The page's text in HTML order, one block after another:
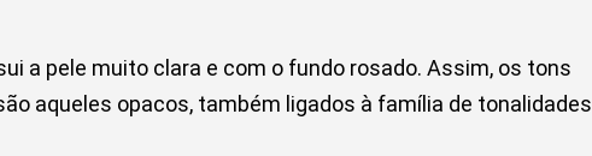
a pele muito clara e com o fundo rosado. Assim, os tons
aqueles opacos, também ligados à família de tonalidades